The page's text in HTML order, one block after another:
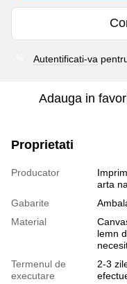
Autentificati-va
Adauga in
Proprietati
Producator
arta
Gabarite
Material
lemn
Termenul de
executare
2-3